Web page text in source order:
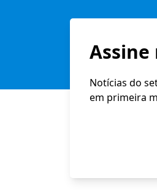
Assine
Notícias do
em primeira